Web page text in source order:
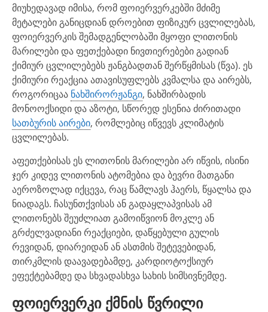
მიუხედავად იმისა, რომ ფოიერვერკებში მძიმე
მეტალები განიცდიან დროებით ფიზიკურ ცვლილებას,
ფოიერვერკის შემადგენლობაში მყოფი ლითონის
მარილები და ფეთქებადი ნივთიერებები გადიან
ქიმიურ ცვლილებებს ჟანგბადთან შერწყმისას (წვა). ეს
ქიმიური რეაქცია ათავისუფლებს კვმალსა და აირებს,
როგორიცაა ნახშირორჟანგი, ნახშირბადის
მონოოქსიდი და აზოტი, სწორედ ესენია ძირითადი
სათბურის აირები, რომლებიც იწვევს კლიმატის
ცვლილებას.
აფეთქებისას ეს ლითონის მარილები არ იწვის, ისინი
ჯერ კიდევ ლითონის ატომებია და ბევრი მათგანი
აეროზოლად იქცევა, რაც წამლავს ჰაერს, წყალსა და
ნიადაგს. ჩასუნთქვისას ან გადაყლაპვისას ამ
ლითონებს შეუძლიათ გამოიწვიონ მოკლე ან
გრძელვადიანი რეაქციები, დაწყებული გულის
რევიდან, დიარეიდან ან ასთმის შეტევებიდან,
თირკმლის დაავადებამდე, კარდიოტოქსიურ
ეფექტებამდე და სხვადასხვა სახის სიმსივნემდე.
ფოიერვერკი ქმნის წვრილი